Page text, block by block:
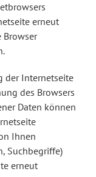
erneut
Browser
der Internetseite
des Browsers
Daten können
Ihnen
Suchbegriffe)
erneut